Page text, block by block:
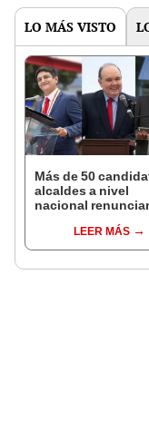
LO MÁS VISTO
Más de 50
alcaldes a nivel
nacional
encubiertaLEER MÁS